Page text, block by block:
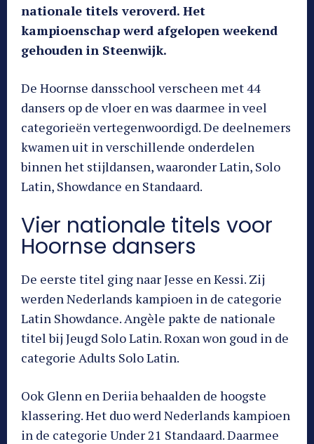
nationale titels veroverd. Het
kampioenschap werd afgelopen weekend
gehouden in Steenwijk.
De Hoornse dansschool verscheen met 44
dansers op de vloer en was daarmee in veel
categorieën vertegenwoordigd. De deelnemers
kwamen uit in verschillende onderdelen
binnen het stijldansen, waaronder Latin, Solo
Latin, Showdance en Standaard.
Vier nationale titels voor
Hoornse dansers
De eerste titel ging naar Jesse en Kessi. Zij
werden Nederlands kampioen in de categorie
Latin Showdance. Angèle pakte de nationale
titel bij Jeugd Solo Latin. Roxan won goud in de
categorie Adults Solo Latin.
Ook Glenn en Deriia behaalden de hoogste
klassering. Het duo werd Nederlands kampioen
in de categorie Under 21 Standaard. Daarmee